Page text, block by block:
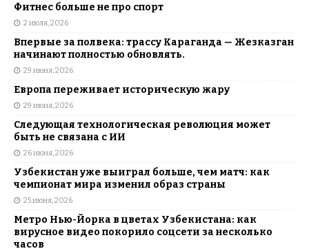
Фитнес больше не про спорт
2 июля, 2026
Впервые за полвека: трассу Караганда — Жезказган
начинают полностью обновлять.
29 июня, 2026
Европа переживает историческую жару
29 июня, 2026
Следующая технологическая революция может
быть не связана с ИИ
26 июня, 2026
Узбекистан уже выиграл больше, чем матч: как
чемпионат мира изменил образ страны
25 июня, 2026
Метро Нью-Йорка в цветах Узбекистана: как
вирусное видео покорило соцсети за несколько
часов